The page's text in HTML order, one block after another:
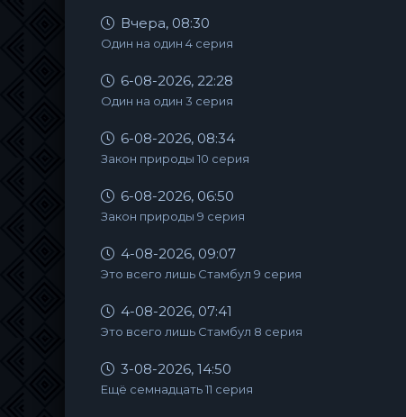
Вчера, 08:30
Один на один 4 серия
6-08-2026, 22:28
Один на один 3 серия
6-08-2026, 08:34
Закон природы 10 серия
6-08-2026, 06:50
Закон природы 9 серия
4-08-2026, 09:07
Это всего лишь Стамбул 9 серия
4-08-2026, 07:41
Это всего лишь Стамбул 8 серия
3-08-2026, 14:50
Ещё семнадцать 11 серия